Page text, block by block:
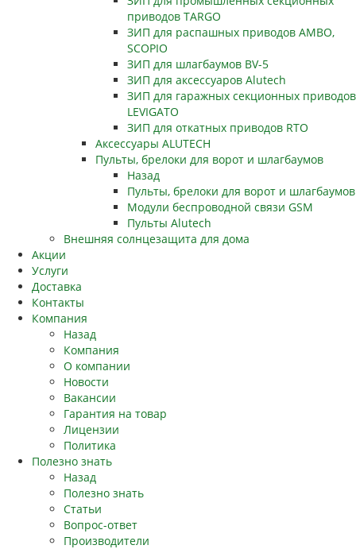
приводов TARGO
ЗИП для распашных приводов AMBO,
SCOPIO
ЗИП для шлагбаумов BV-5
ЗИП для аксессуаров Alutech
ЗИП для гаражных секционных приводов
LEVIGATO
ЗИП для откатных приводов RTO
Аксессуары ALUTECH
Пульты, брелоки для ворот и шлагбаумов
Назад
Пульты, брелоки для ворот и шлагбаумов
Модули беспроводной связи GSM
Пульты Alutech
Внешняя солнцезащита для дома
Акции
Услуги
Доставка
Контакты
Компания
Назад
Компания
О компании
Новости
Вакансии
Гарантия на товар
Лицензии
Политика
Полезно знать
Назад
Полезно знать
Статьи
Вопрос-ответ
Производители